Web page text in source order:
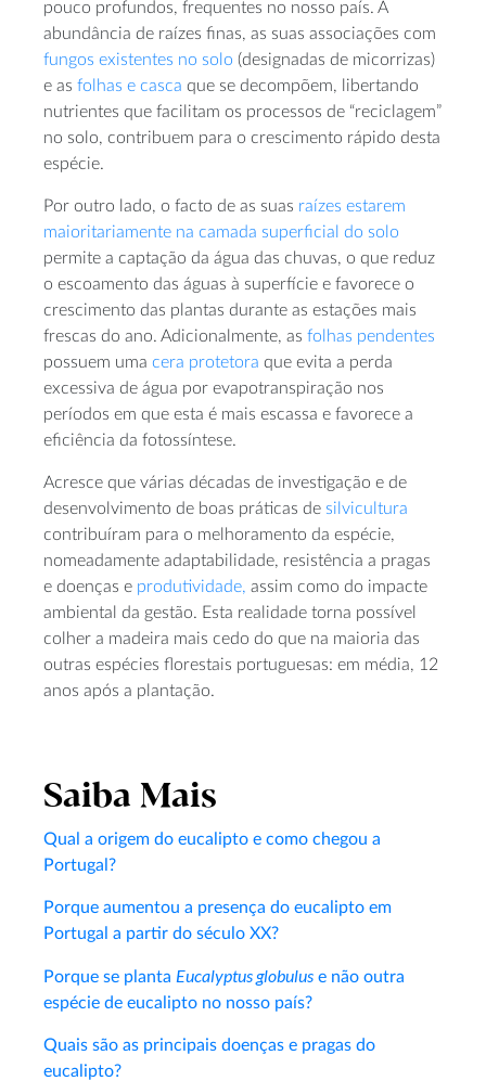
pouco profundos, frequentes no nosso país. A
abundância de raízes finas, as suas associações com
fungos existentes no solo (designadas de micorrizas)
e as folhas e casca que se decompõem, libertando
nutrientes que facilitam os processos de “reciclagem”
no solo, contribuem para o crescimento rápido desta
espécie.
Por outro lado, o facto de as suas raízes estarem
maioritariamente na camada superficial do solo
permite a captação da água das chuvas, o que reduz
o escoamento das águas à superfície e favorece o
crescimento das plantas durante as estações mais
frescas do ano. Adicionalmente, as folhas pendentes
possuem uma cera protetora que evita a perda
excessiva de água por evapotranspiração nos
períodos em que esta é mais escassa e favorece a
eficiência da fotossíntese.
Acresce que várias décadas de investigação e de
desenvolvimento de boas práticas de silvicultura
contribuíram para o melhoramento da espécie,
nomeadamente adaptabilidade, resistência a pragas
e doenças e produtividade, assim como do impacte
ambiental da gestão. Esta realidade torna possível
colher a madeira mais cedo do que na maioria das
outras espécies florestais portuguesas: em média, 12
anos após a plantação.
Saiba Mais
Qual a origem do eucalipto e como chegou a
Portugal?
Porque aumentou a presença do eucalipto em
Portugal a partir do século XX?
Porque se planta Eucalyptus globulus e não outra
espécie de eucalipto no nosso país?
Quais são as principais doenças e pragas do
eucalipto?